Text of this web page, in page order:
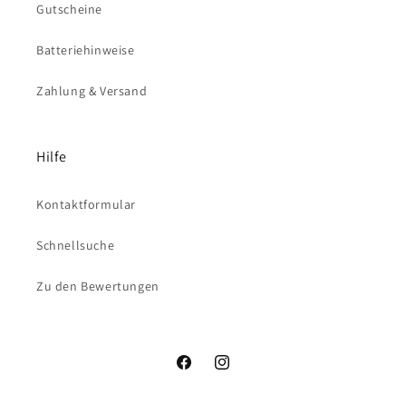
Gutscheine
Batteriehinweise
Zahlung & Versand
Hilfe
Kontaktformular
Schnellsuche
Zu den Bewertungen
FacebookInstagram